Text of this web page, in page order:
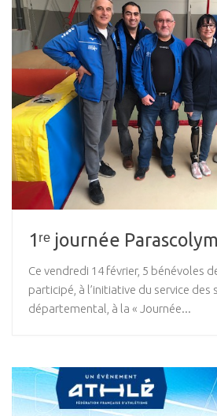
1ʳᵉ journée
Ce vendredi 14 février, 5 bénévoles
participé, à l’initiative du service des
départemental, à la « Journée...